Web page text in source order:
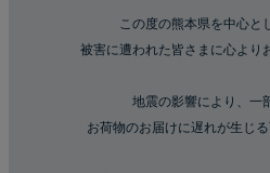
この度の熊本県を中心と
被害に遭われた皆さまに心より
地震の影響により、一
お荷物のお届けに遅れが生じる